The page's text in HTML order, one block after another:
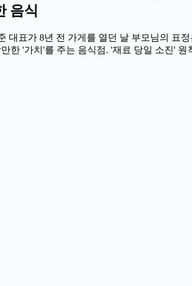
음식
대표가 8년 전 가게를 열던 날 부모님의 표
한 '가치'를 주는 음식점. '재료 당일 소진'